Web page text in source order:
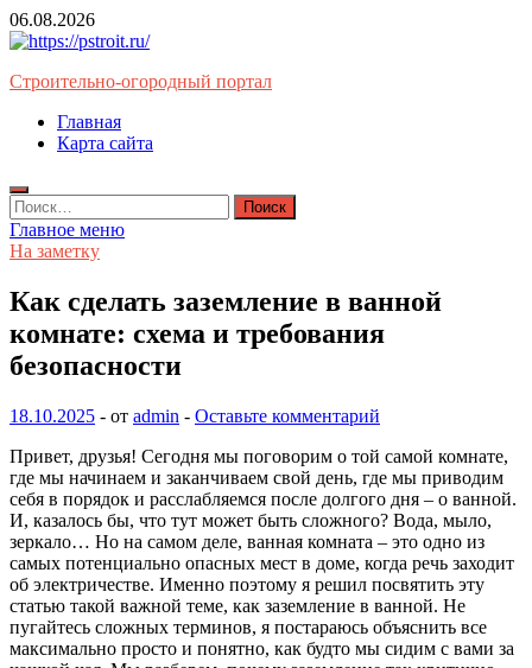
Перейти
к
06.08.2026
Строительно-огородный портал
Главная
Карта сайта
Найти:
Главное меню
На заметку
Как сделать заземление в ванной
комнате: схема и требования
безопасности
18.10.2025 - от admin - Оставьте комментарий
Привет, друзья! Сегодня мы поговорим о той самой комнате,
где мы начинаем и заканчиваем свой день, где мы приводим
себя в порядок и расслабляемся после долгого дня – о ванной.
И, казалось бы, что тут может быть сложного? Вода, мыло,
зеркало… Но на самом деле, ванная комната – это одно из
самых потенциально опасных мест в доме, когда речь заходит
об электричестве. Именно поэтому я решил посвятить эту
статью такой важной теме, как заземление в ванной. Не
пугайтесь сложных терминов, я постараюсь объяснить все
максимально просто и понятно, как будто мы сидим с вами за